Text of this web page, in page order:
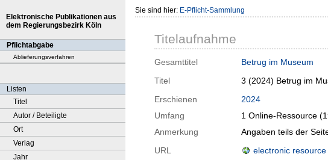
Elektronische Publikationen aus
dem Regierungsbezirk Köln
Pflichtabgabe
Ablieferungsverfahren
Listen
Titel
Autor / Beteiligte
Ort
Verlag
Jahr
Sie sind hier: E-Pflicht-Sammlung
Titelaufnahme
Gesamttitel
Betrug im Museum
Titel
3 (2024) Betrug im
Erschienen
2024
Umfang
1 Online-Ressource
Anmerkung
Angaben teils der
URL
electronic resource